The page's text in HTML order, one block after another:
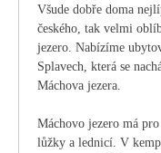
Všude dobře doma
českého, tak velmi
jezero. Nabízíme
Splavech, která se
Máchova jezera.
Máchovo jezero má
lůžky a lednicí. V